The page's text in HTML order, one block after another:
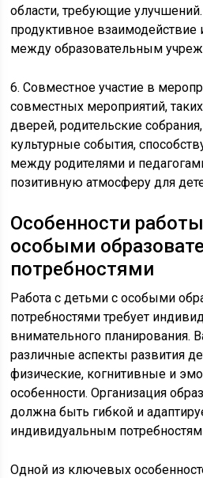
области, требующие
продуктивное взаимодействие
между образовательным
6. Совместное участие в
совместных мероприятий,
дверей, родительские
культурные события,
между родителями и
позитивную атмосферу для
Особенности
особыми
потребностями
Работа с детьми с особыми
потребностями требует
внимательного планирования.
различные аспекты развития
физические, когнитивные и
особенности. Организация
должна быть гибкой и
индивидуальным
Одной из ключевых